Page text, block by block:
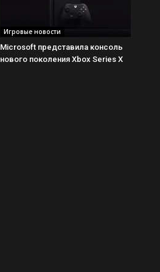
Игровые новости
Microsoft представила консоль
нового поколения Xbox Series X